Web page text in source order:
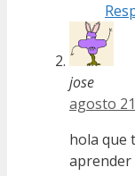
jose
agosto
hola que
aprender